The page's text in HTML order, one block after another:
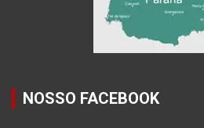
NOSSO FACEBOOK